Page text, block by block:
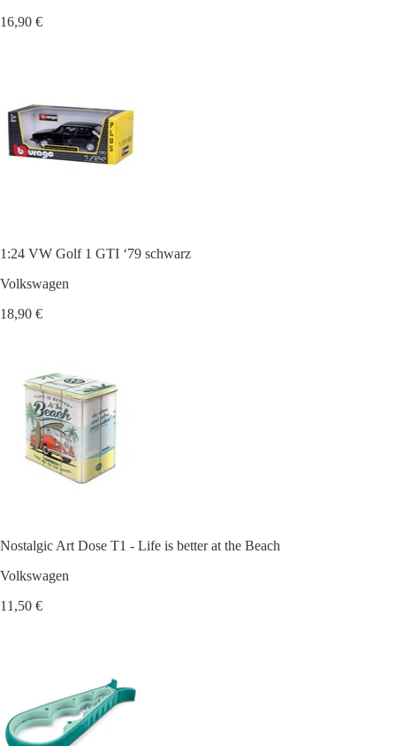
16,90 €
1:24 VW Golf 1 GTI ‘79 schwarz
Volkswagen
18,90 €
Nostalgic Art Dose T1 - Life is better at the Beach
Volkswagen
11,50 €